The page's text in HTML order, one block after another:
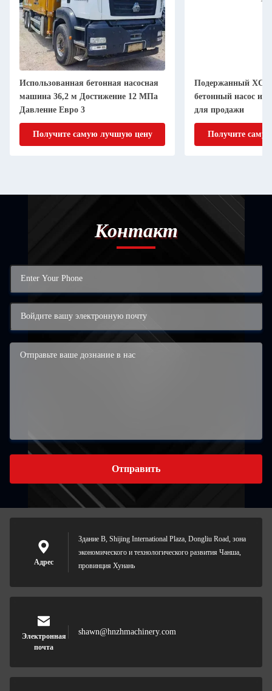
Использованная бетонная насосная
машина 36,2 м Достижение 12 МПа
Давление Евро 3
Получите самую лучшую цену
Подержанный
бетонный насос
для продажи
Получите
Контакт
Отправить
Адрес
Здание B, Shijing International Plaza, Dongliu Road, зона
экономического и технологического развития Чанша,
провинция Хунань
Электронная
почта
shawn@hnzhmachinery.com